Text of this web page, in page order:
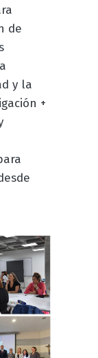
de
y la
+